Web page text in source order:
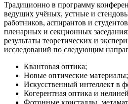
Традиционно в программу
ведущих учёных, устные и
работников, аспирантов и
пленарных и секционных
результаты теоретических и
исследований по следующим
Квантовая оптика;
Новые оптические материалы;
Искусственный интеллект в
Когерентная оптика и
Фотонные кристаллы,